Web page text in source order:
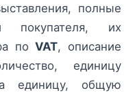
полные
покупателя, их
поVAT, описание
единицу
единицу, общую